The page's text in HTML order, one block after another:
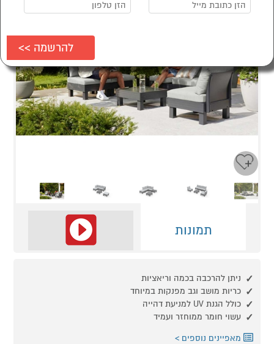
תמונות
ניתן להרכבה בכמה וריאציות
כריות מושב וגב מפנקות במיוחד
כולל הגנת UV למניעת דהייה
עשוי חומר ממוחזר ועמיד
מאפיינים נוספים